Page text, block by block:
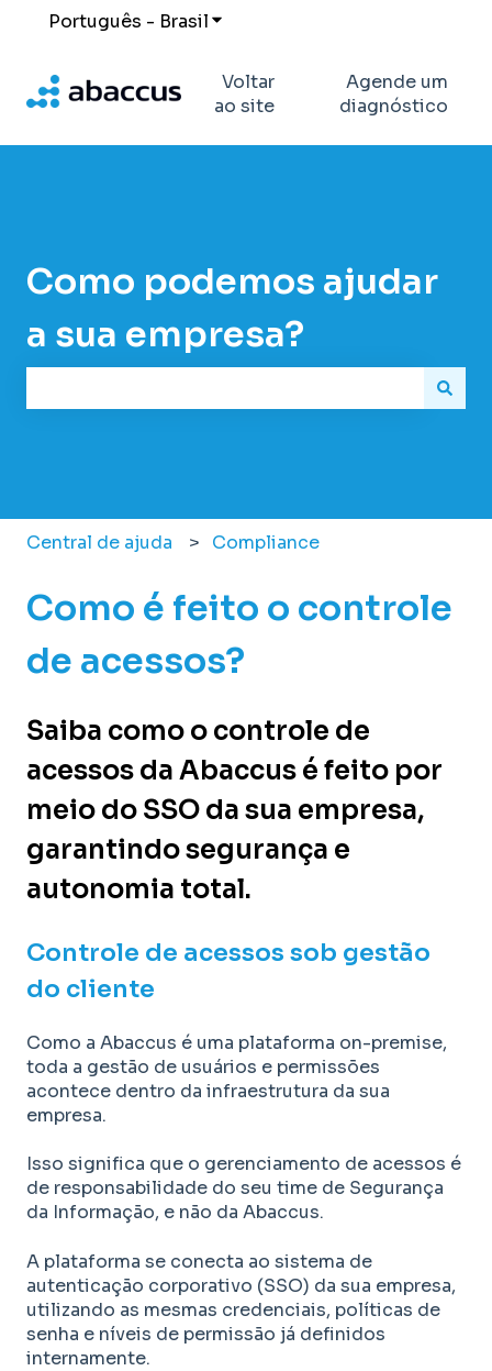
Português - BrasilMostrar submenu para
Voltar
ao site
Agende um
diagnóstico
Como podemos ajudar
a sua empresa?
Central de ajuda Compliance
Como é feito o controle
de acessos?
Saiba como o controle de
acessos da Abaccus é feito por
meio do SSO da sua empresa,
garantindo segurança e
autonomia total.
Controle de acessos sob gestão
do cliente
Como a Abaccus é uma plataforma on-premise,
toda a gestão de usuários e permissões
acontece dentro da infraestrutura da sua
empresa.
Isso significa que o gerenciamento de acessos é
de responsabilidade do seu time de Segurança
da Informação, e não da Abaccus.
A plataforma se conecta ao sistema de
autenticação corporativo (SSO) da sua empresa,
utilizando as mesmas credenciais, políticas de
senha e níveis de permissão já definidos
internamente.